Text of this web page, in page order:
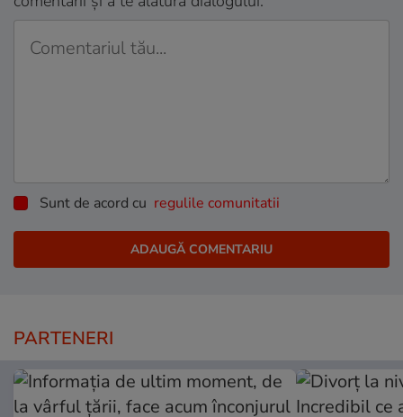
Sunt de acord cu regulile comunitatii
PARTENERI